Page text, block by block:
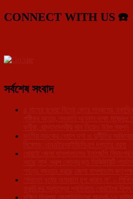
CONNECT WITH US ☎️
সর্বশেষ সংবাদ
৫ মাসের বকেয়া বিলের জেরে সাব্রুমের
পুষ্টিকর আহার, সরকারি অনুদান থাকা সত্ত্বেও
কর্মীরা, খাদ্যসামগ্রীর মান নিয়েও উঠল প্রশ্ন
জাতীয় সড়কের বেহাল দশা ও দুর্নীতির
বিক্ষোভ, এনএইচআইডিসিএল দপ্তরে ধরনা
খোয়াই জেলা হাসপাতালের ইমার্জেন্সি
আছে নার্স, স্বল্প বেতনভূক্ত সিকিউরিটি
পর্যন্ত ব্যবহার করছে জেলা হাসপাতাল কর্তৃপক্ষ
‘সনাতন ধর্মের অপমানে চুপ থাকব না’ –
কুরুচিকর মন্তব্যের প্রতিবাদে খোয়াইয়ে বিশ্ব
দক্ষিণ ত্রিপুরা জেলাভিত্তিক অনূর্ধ্ব-১৭